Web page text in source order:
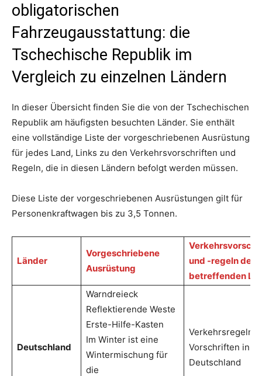
obligatorischen
Fahrzeugausstattung: die
Tschechische Republik im
Vergleich zu einzelnen Ländern
In dieser Übersicht finden Sie die von der Tschechischen
Republik am häufigsten besuchten Länder. Sie enthält
eine vollständige Liste der vorgeschriebenen Ausrüstung
für jedes Land, Links zu den Verkehrsvorschriften und
Regeln, die in diesen Ländern befolgt werden müssen.
Diese Liste der vorgeschriebenen Ausrüstungen gilt für
Personenkraftwagen bis zu 3,5 Tonnen.
Länder
Vorgeschriebene
Ausrüstung
und -regeln des
betreffenden
Deutschland
Warndreieck
Reflektierende Weste
Erste-Hilfe-Kasten
Im Winter ist eine
Wintermischung für
die
Verkehrsregeln
Vorschriften in
Deutschland